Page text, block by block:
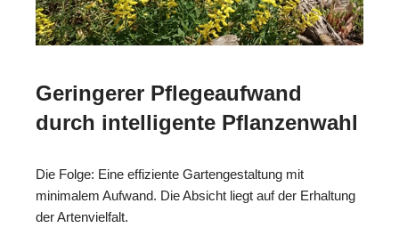
Geringerer Pflegeaufwand
durch intelligente Pflanzenwahl
Die Folge: Eine effiziente Gartengestaltung mit
minimalem Aufwand. Die Absicht liegt auf der Erhaltung
der Artenvielfalt.